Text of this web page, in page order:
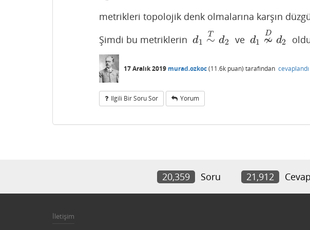
metrikleri topolojik denk olmalarına karşın
Şimdi bu metriklerin d1 ∼
T
d2
d1 ∼T d2 ve d1 ≁
D
d2
d1 ≁D d2
17 Aralık 2019 murad.ozkoc(11.6k puan) tarafından cevaplandı
Ilgili Bir Soru Sor Yorum
20,359 Soru 21,912 Cevap
İletişim